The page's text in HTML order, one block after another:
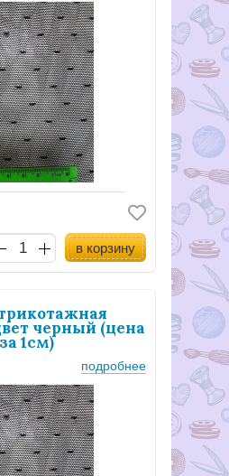
в корзину
черный (цена
за 1см)
подробнее